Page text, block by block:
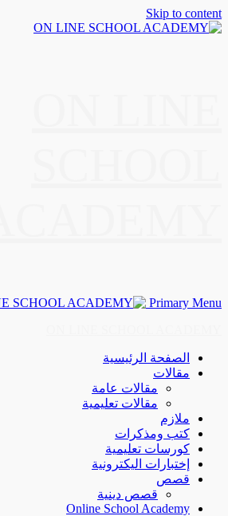
Skip to content
Primary Menu
الصفحة الرئيسية
مقالات
مقالات عامة
مقالات تعليمية
ملازم
كتب ومذكرات
كورسات تعليمية
إختبارات اليكترونية
قصص
قصص دينية
Online School Academy